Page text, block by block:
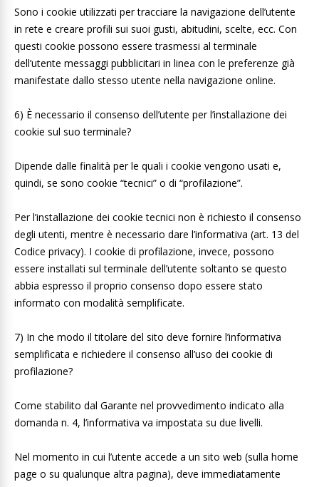
Sono i cookie utilizzati per tracciare la navigazione dell’utente
in rete e creare profili sui suoi gusti, abitudini, scelte, ecc. Con
questi cookie possono essere trasmessi al terminale
dell’utente messaggi pubblicitari in linea con le preferenze già
manifestate dallo stesso utente nella navigazione online.
6) È necessario il consenso dell’utente per l’installazione dei
cookie sul suo terminale?
Dipende dalle finalità per le quali i cookie vengono usati e,
quindi, se sono cookie “tecnici” o di “profilazione”.
Per l’installazione dei cookie tecnici non è richiesto il consenso
degli utenti, mentre è necessario dare l’informativa (art. 13 del
Codice privacy). I cookie di profilazione, invece, possono
essere installati sul terminale dell’utente soltanto se questo
abbia espresso il proprio consenso dopo essere stato
informato con modalità semplificate.
7) In che modo il titolare del sito deve fornire l’informativa
semplificata e richiedere il consenso all’uso dei cookie di
profilazione?
Come stabilito dal Garante nel provvedimento indicato alla
domanda n. 4, l’informativa va impostata su due livelli.
Nel momento in cui l’utente accede a un sito web (sulla home
page o su qualunque altra pagina), deve immediatamente